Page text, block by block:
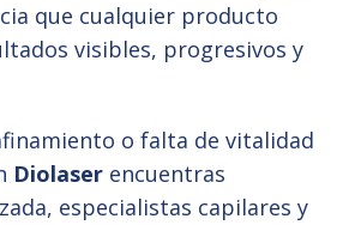
que cualquier producto
visibles, progresivos y
o falta de vitalidad
Diolaser encuentras
especialistas capilares y